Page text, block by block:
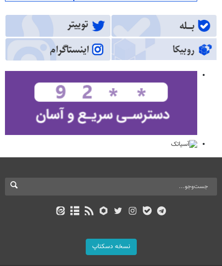
نسخه دسکتاپ